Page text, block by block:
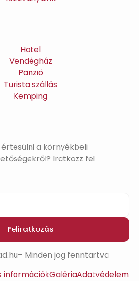
Hotel
Vendégház
Panzió
Turista szállás
Kemping
a környékbeli
Iratkozz fel
Feliratkozás
Minden jog fenntartva
információkGalériaAdatvédelem